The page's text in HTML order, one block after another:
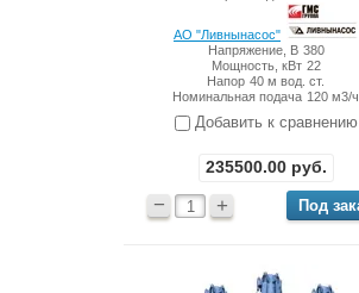
АО "Ливнынасос"
Напряжение, В 380
Мощность, кВт 22
Напор 40 м вод. ст.
Номинальная подача 120 м3/ч
Добавить к сравнению
235500.00руб.
− +